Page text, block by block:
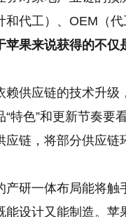
和代工）、OEM（代
苹果来说获得的不
赖供应链的技术升
特色”和更新节奏
应链，将部分供应
产研一体布局能将
能设计又能制造。